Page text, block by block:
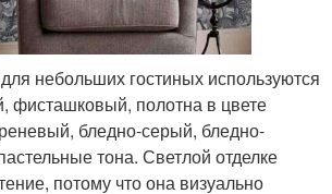
небольших гостиных используются
фисташковый, полотна в цвете
бледно-серый, бледно-
тона. Светлой отделке
потому что она визуально